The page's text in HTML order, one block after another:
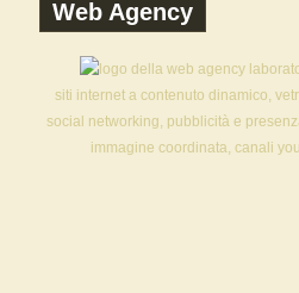
Web Agency
siti internet a contenuto dinamico,
social networking, pubblicità e
immagine coordinata, canali